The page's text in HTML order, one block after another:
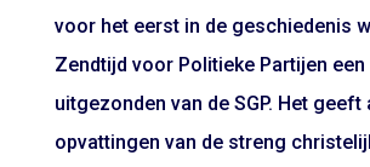
voor het eerst in de geschiedenis
Zendtijd voor Politieke Partijen
uitgezonden van de SGP. Het geeft
opvattingen van de streng